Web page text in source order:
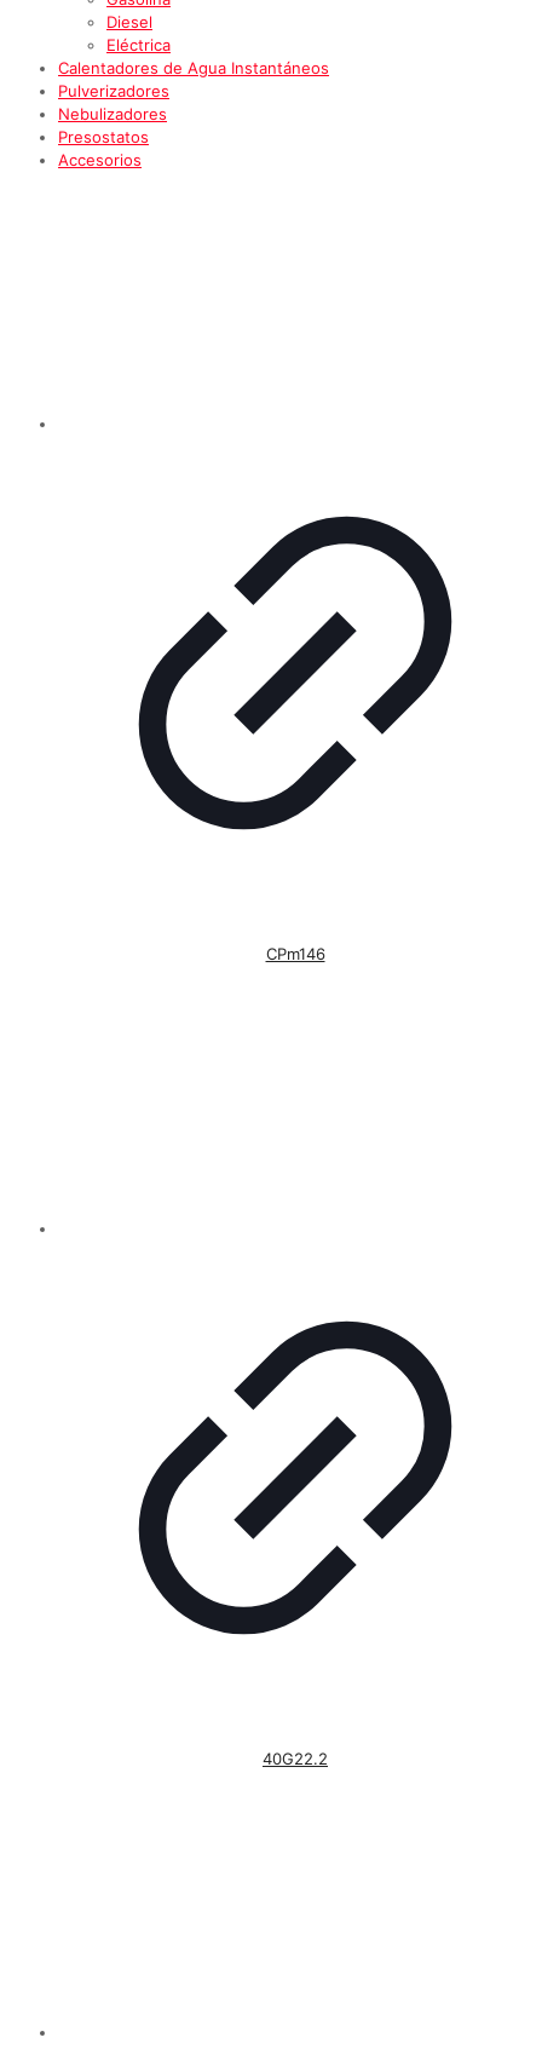
Diesel
Eléctrica
Calentadores de Agua Instantáneos
Pulverizadores
Nebulizadores
Presostatos
Accesorios
CPm146
40G22.2